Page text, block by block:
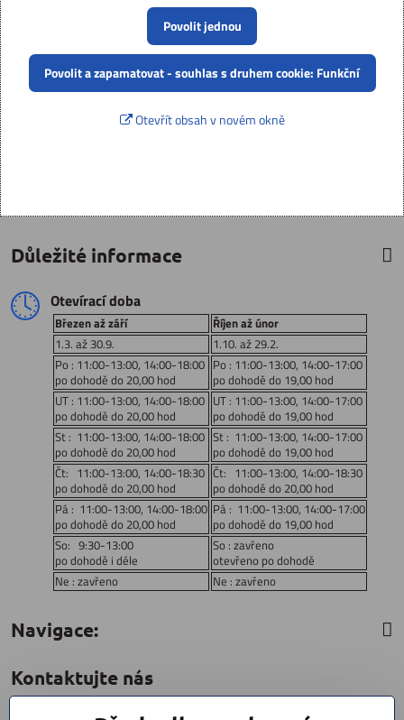
Povolit jednou
Povolit a zapamatovat - souhlas s druhem cookie: Funkční
Otevřít obsah v novém okně
Důležité informace
Otevírací doba
Březen až září
Říjen až únor
1.3. až 30.9.
1.10. až 29.2.
Po : 11:00-13:00, 14:00-18:00
po dohodě do 20,00 hod
Po : 11:00-13:00, 14:00-17:00
po dohodě do 19,00 hod
UT : 11:00-13:00, 14:00-18:00
po dohodě do 20,00 hod
UT : 11:00-13:00, 14:00-17:00
po dohodě do 19,00 hod
St : 11:00-13:00, 14:00-18:00
po dohodě do 20,00 hod
St : 11:00-13:00, 14:00-17:00
po dohodě do 19,00 hod
Čt: 11:00-13:00, 14:00-18:30
po dohodě do 20,00 hod
Čt: 11:00-13:00, 14:00-18:30
po dohodě do 20,00 hod
Pá : 11:00-13:00, 14:00-18:00
po dohodě do 20,00 hod
Pá : 11:00-13:00, 14:00-17:00
po dohodě do 19,00 hod
So: 9:30-13:00
po dohodě i déle
So : zavřeno
otevřeno po dohodě
Ne : zavřeno
Ne : zavřeno
Navigace:
Kontaktujte nás